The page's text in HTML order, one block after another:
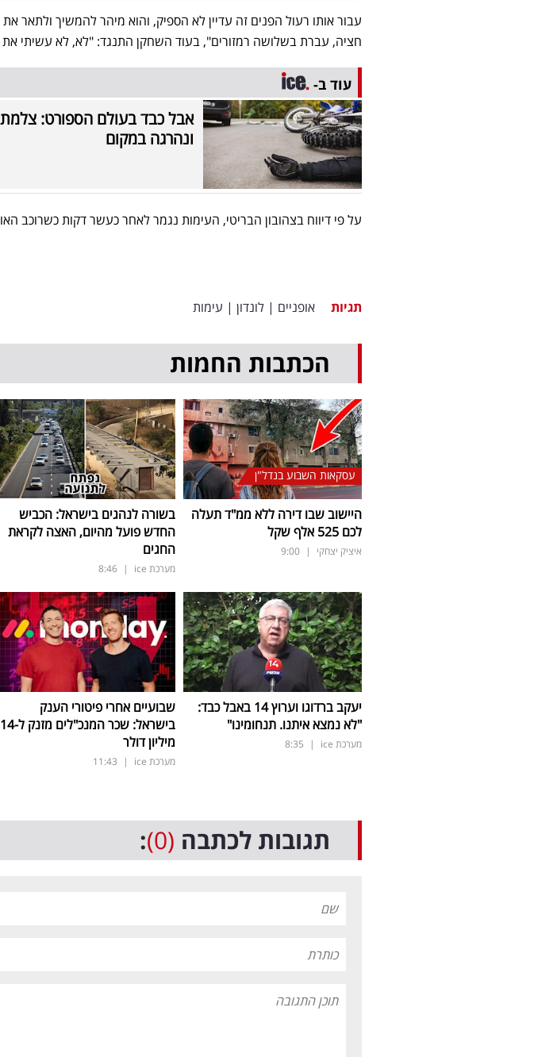
עבור אותו רעול הפנים זה עדיין לא הספיק, והוא מיהר להמשיך
חציה, עברת בשלושה רמזורים", בעוד השחקן התנגד: "לא, לא עשיתי את
עוד ב-
אבל כבד בעולם הספורט:
ונהרגה במקום
על פי דיווח בצהובון הבריטי, העימות נגמר לאחר כעשר דקות כשרוכב
תגיות אופניים | לונדון | עימות
הכתבות החמות
עסקאות השבוע בנדל"ן
היישוב שבו דירה ללא ממ"ד תעלה
לכם 525 אלף שקל
איציק יצחקי |
9:00
בשורה לנהגים בישראל: הכביש
החדש פועל מהיום, האצה לקראת
החגים
מערכת ice |
8:46
יעקב ברדוגו וערוץ 14 באבל כבד:
"לא נמצא איתנו. תנחומינו"
מערכת ice |
8:35
שבועיים אחרי פיטורי הענק
בישראל: שכר המנכ"לים מזנק ל-14
מיליון דולר
מערכת ice |
11:43
תגובות לכתבה (0)
: